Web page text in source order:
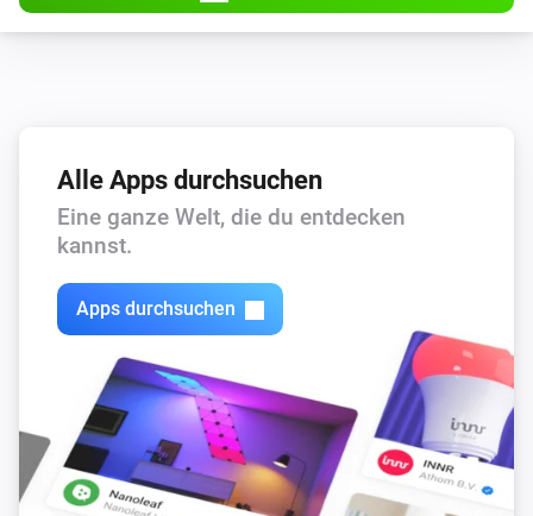
Alle Apps durchsuchen
Eine ganze Welt, die du entdecken
kannst.
Apps durchsuchen